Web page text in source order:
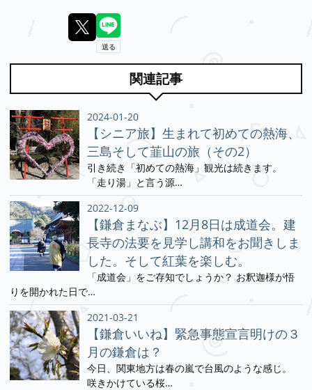
関連記事
2024-01-20
【シニア旅】生まれて初めての熱海、
三島そして韮山の旅（その2）
引き続き「初めての熱海」観光は続きます。
「走り湯」と言う源…
2022-12-09
【鎌倉まなぶ】12月8日は成道会。建
長寺の法要を見学し講和をお聞きしま
した。そして紅葉を楽しむ。
「成道会」をご存知でしょうか？ お釈迦様が悟
りを開かれた日で…
2021-03-21
【鎌倉いいね】緊急事態宣言明けの３
月の鎌倉は？
今日、関東地方は春の嵐で台風のような感じ。
咲きかけている桜…